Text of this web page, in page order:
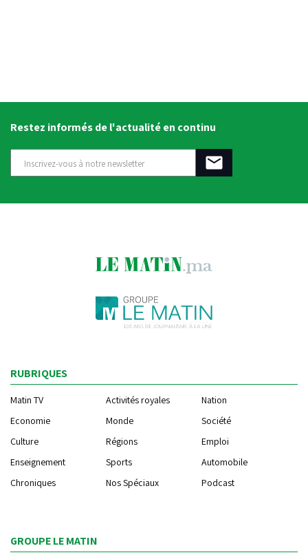
Restez informés de l'actualité en continu
RUBRIQUES
Matin TV Activités royales
Nation
Economie
Monde
Société
Culture
Régions
Emploi
Enseignement
Sports
Automobile
Chroniques
Nos Spéciaux Podcast
GROUPE LE MATIN